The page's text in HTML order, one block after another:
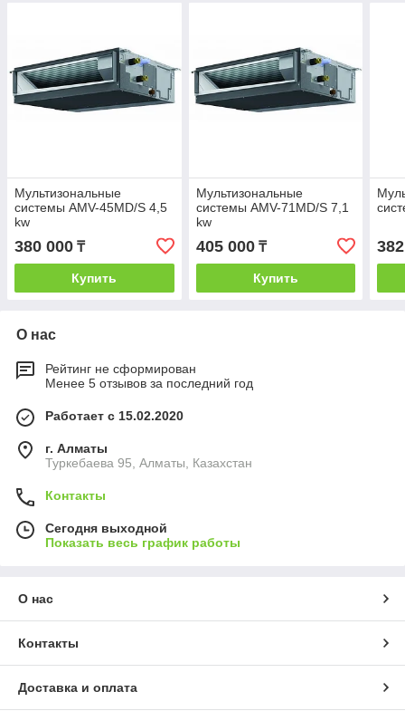
Мультизональные
системы AMV-45MD/S 4,5
kw
380 000 ₸
Купить
Мультизональные
системы AMV-71MD/S 7,1
kw
405 000₸
Купить
О нас
Рейтинг не сформирован
Менее 5 отзывов за последний год
Работает с 15.02.2020
г. Алматы
Туркебаева 95, Алматы, Казахстан
Контакты
Сегодня выходной
Показать весь график работы
О нас
Контакты
Доставка и оплата